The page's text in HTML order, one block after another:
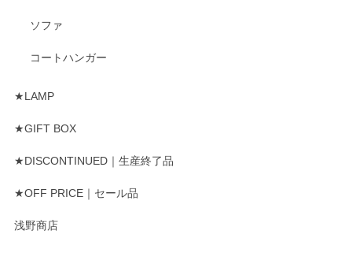
ソファ
コートハンガー
★LAMP
★GIFT BOX
★DISCONTINUED｜生産終了品
★OFF PRICE｜セール品
浅野商店